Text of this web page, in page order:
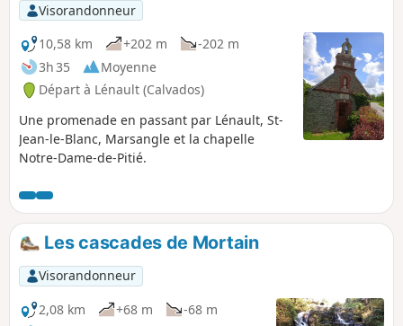
Visorandonneur
10,58 km
+202 m
-202 m
3h 35
Moyenne
Départ à Lénault (Calvados)
Une promenade en passant par Lénault, St-
Jean-le-Blanc, Marsangle et la chapelle
Notre-Dame-de-Pitié.
Les cascades de Mortain
Visorandonneur
2,08 km
+68 m
-68 m